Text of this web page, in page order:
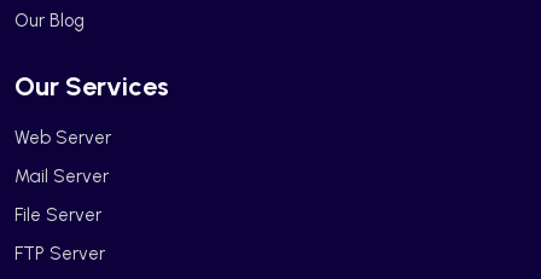
Our Blog
Our Services
Web Server
Mail Server
File Server
FTP Server